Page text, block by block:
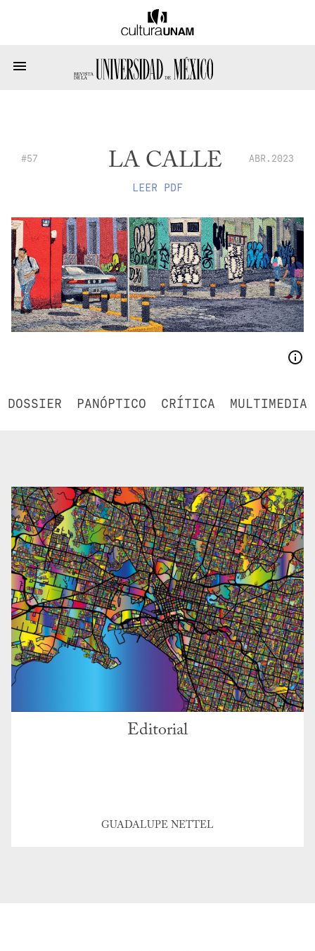
#57 LA CALLE ABR.2023
LEER PDF
DOSSIER PANÓPTICO CRÍTICA MULTIMEDIA
Editorial
GUADALUPE NETTEL